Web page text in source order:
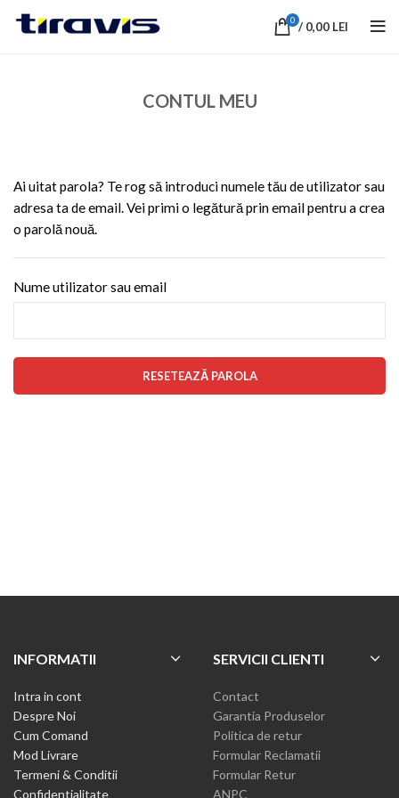
0 / 0,00 LEI
CONTUL MEU
Ai uitat parola? Te rog să introduci numele tău de utilizator sau
adresa ta de email. Vei primi o legătură prin email pentru a crea
o parolă nouă.
Nume utilizator sau email
RESETEAZĂ PAROLA
INFORMATII
Intra in cont
Despre Noi
Cum Comand
Mod Livrare
Termeni & Conditii
Confidentialitate
SERVICII CLIENTI
Contact
Garantia Produselor
Politica de retur
Formular Reclamatii
Formular Retur
ANPC